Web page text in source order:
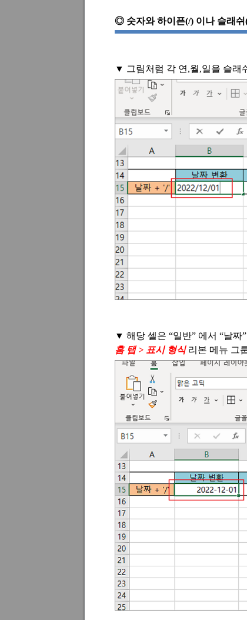
◎ 숫자와 하이픈(/) 이나 슬래쉬
▼ 그림처럼 각 연 ,월,일을 슬래
▼ 해당 셀은 “일반” 에서 “날짜”
홈 탭> 표시 형식 리본 메뉴 그